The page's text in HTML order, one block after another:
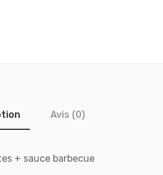
Avis (0)
+ sauce barbecue